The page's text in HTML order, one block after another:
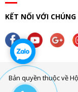
KẾT NỐI VỚI
Bản quyền thuộc về